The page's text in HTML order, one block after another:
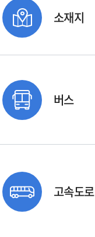
소재지
버스
고속도로